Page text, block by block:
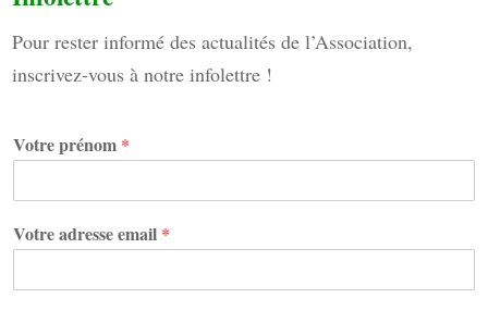
Pour rester informé des actualités de l’Association,
inscrivez-vous à notre infolettre !
a
d
e
s
V
Votre prénom *
Votre adresse email *